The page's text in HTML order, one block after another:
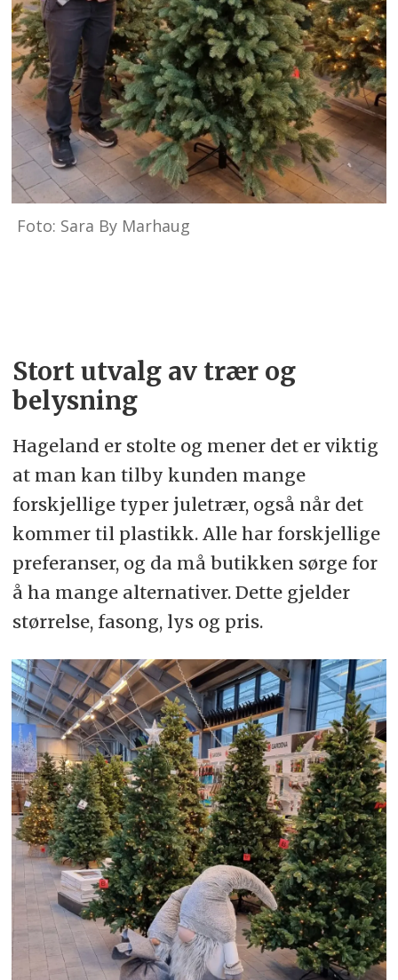
Foto: Sara By Marhaug
Stort utvalg av trær og
belysning
Hageland er stolte og mener det er viktig
at man kan tilby kunden mange
forskjellige typer juletrær, også når det
kommer til plastikk. Alle har forskjellige
preferanser, og da må butikken sørge for
å ha mange alternativer. Dette gjelder
størrelse, fasong, lys og pris.